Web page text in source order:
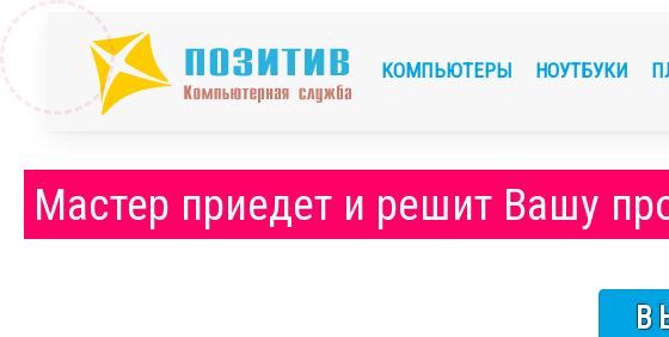
КОМПЬЮТЕРЫ НОУТБУКИ
Мастер приедет и решит Вашу